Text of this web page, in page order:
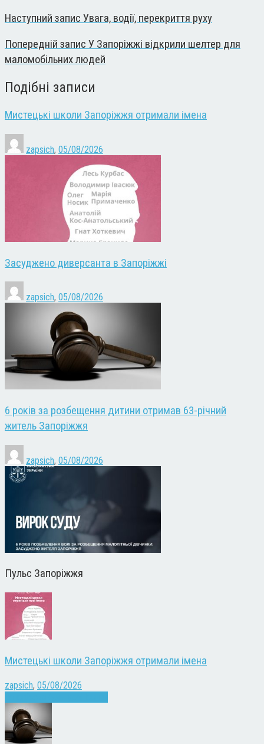
Наступний запис Увага, водії, перекриття руху
Попередній запис У Запоріжжі відкрили шелтер для
маломобільних людей
Подібні записи
Мистецькі школи Запоріжжя отримали імена
zapsich, 05/08/2026
Засуджено диверсанта в Запоріжжі
zapsich, 05/08/2026
6 років за розбещення дитини отримав 63-річний
житель Запоріжжя
zapsich, 05/08/2026
Пульс Запоріжжя
Мистецькі школи Запоріжжя отримали імена
zapsich, 05/08/2026